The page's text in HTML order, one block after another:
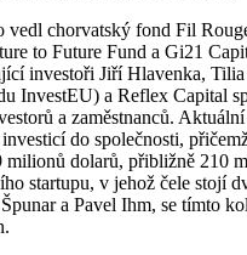
vedl chorvatský fond Fil
to Future Fund a Gi21
investoři Jiří Hlavenka, Tilia
InvestEU) a Reflex Capital
a zaměstnanců.
do společnosti,
milionů dolarů, přibližně 210
startupu, v jehož čele stojí
a Pavel Ihm, se tímto